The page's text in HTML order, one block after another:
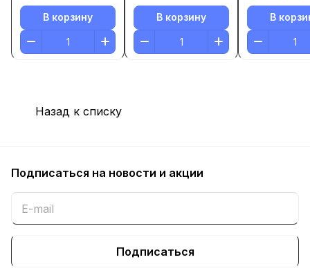
В корзину В корзину В
Назад к списку
Подписаться на новости и акции
Подписаться